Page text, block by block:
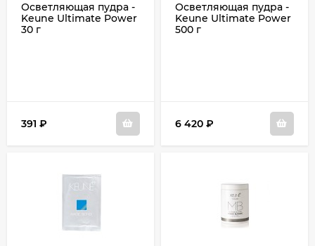
Осветляющая пудра -
Keune Ultimate Power
30 г
391 ₽
Осветляющая пудра -
Keune Ultimate Power
500 г
6 420 ₽